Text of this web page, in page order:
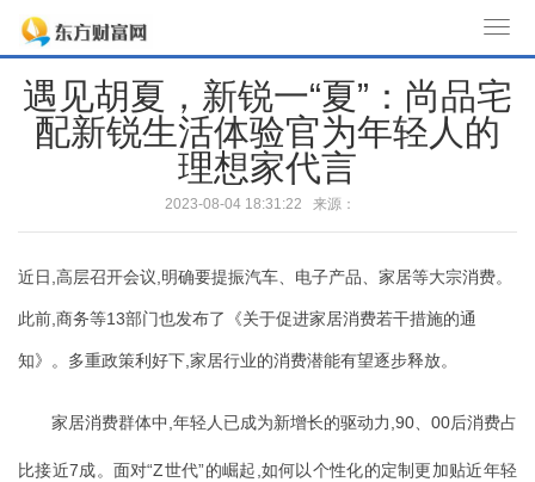
o
i
遇见胡夏，新锐一“夏”：尚品宅
配新锐生活体验官为年轻人的
理想家代言
2023-08-04 18:31:22 来源：
近日,高层召开会议,明确要提振汽车、电子产品、家居等大宗消费。
此前,商务等13部门也发布了《关于促进家居消费若干措施的通
知》。多重政策利好下,家居行业的消费潜能有望逐步释放。
家居消费群体中,年轻人已成为新增长的驱动力,90、00后消费占
比接近7成。面对“Z世代”的崛起,如何以个性化的定制更加贴近年轻